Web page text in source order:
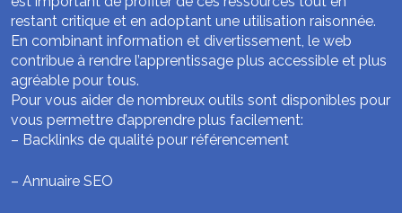
restant critique et en adoptant une utilisation raisonnée.
En combinant information et divertissement, le web
contribue à rendre l’apprentissage plus accessible et plus
agréable pour tous.
Pour vous aider de nombreux outils sont disponibles pour
vous permettre d’apprendre plus facilement:
– Backlinks de qualité pour référencement
– Annuaire SEO